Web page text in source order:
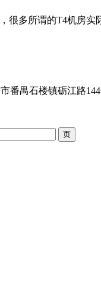
很多所谓的T4机房
番禺石楼镇砺江路